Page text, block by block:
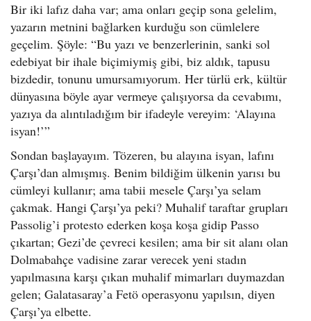
Bir iki lafız daha var; ama onları geçip sona gelelim,
yazarın metnini bağlarken kurduğu son cümlelere
geçelim. Şöyle: “Bu yazı ve benzerlerinin, sanki sol
edebiyat bir ihale biçimiymiş gibi, biz aldık, tapusu
bizdedir, tonunu umursamıyorum. Her türlü erk, kültür
dünyasına böyle ayar vermeye çalışıyorsa da cevabımı,
yazıya da alıntıladığım bir ifadeyle vereyim: ‘Alayına
isyan!’”
Sondan başlayayım. Tözeren, bu alayına isyan, lafını
Çarşı’dan almışmış. Benim bildiğim ülkenin yarısı bu
cümleyi kullanır; ama tabii mesele Çarşı’ya selam
çakmak. Hangi Çarşı’ya peki? Muhalif taraftar grupları
Passolig’i protesto ederken koşa koşa gidip Passo
çıkartan; Gezi’de çevreci kesilen; ama bir sit alanı olan
Dolmabahçe vadisine zarar verecek yeni stadın
yapılmasına karşı çıkan muhalif mimarları duymazdan
gelen; Galatasaray’a Fetö operasyonu yapılsın, diyen
Çarşı’ya elbette.